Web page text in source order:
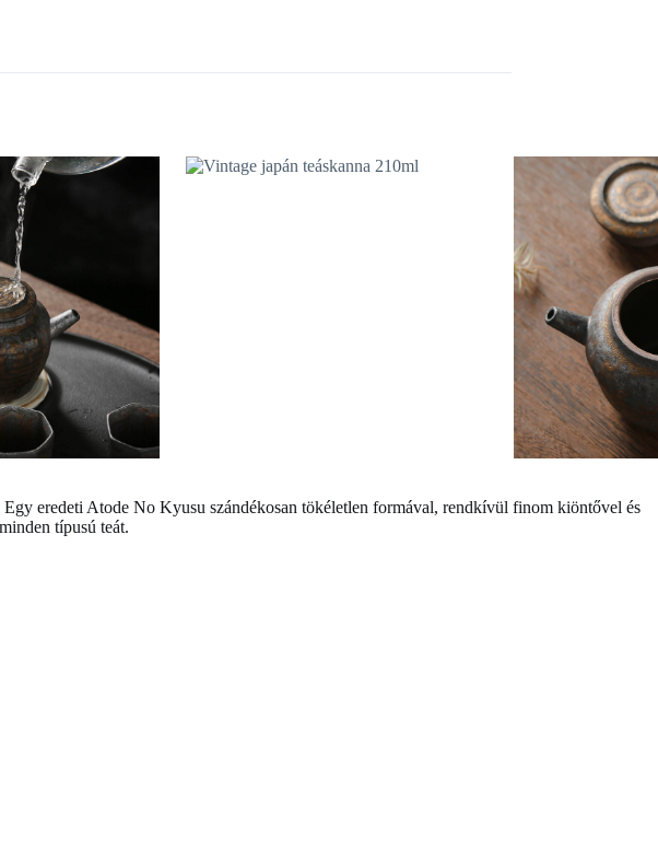
eredeti Atode No Kyusu szándékosan tökéletlen formával, rendkívül finom kiöntővel és
típusú teát.